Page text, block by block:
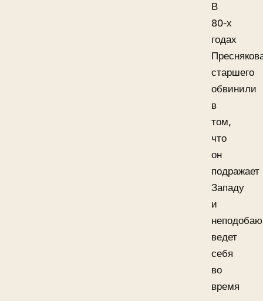
В
80-х
годах
старшего
обвинили
в
том,
что
он
подражает
Западу
и
ведет
себя
во
время